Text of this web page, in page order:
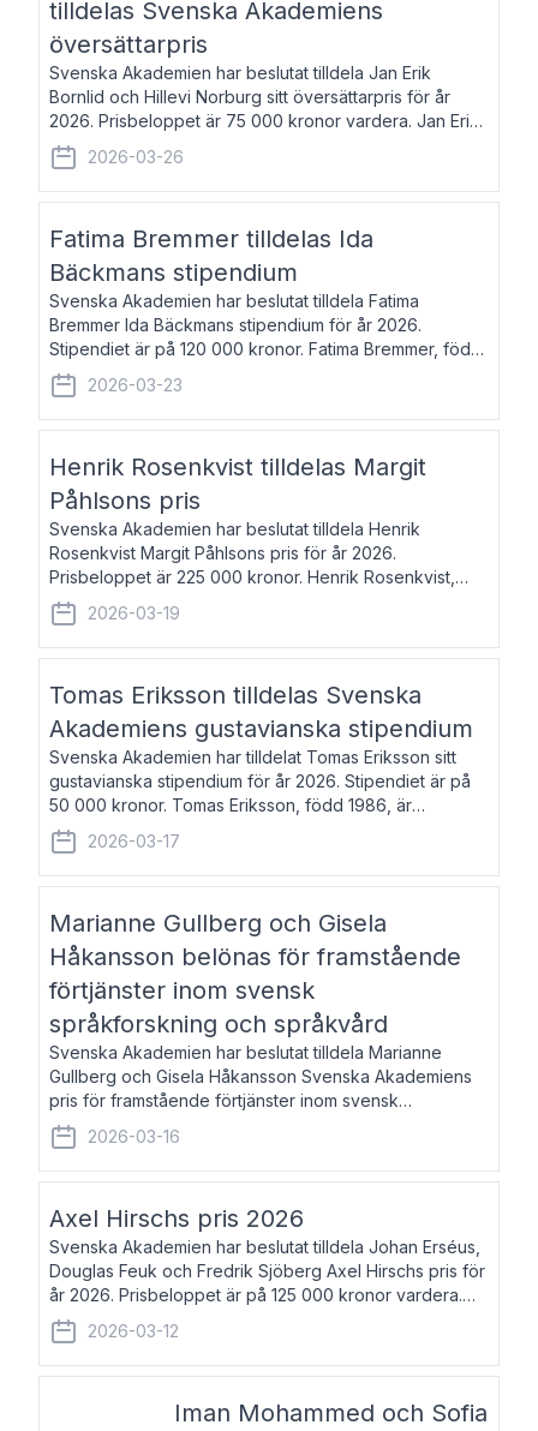
tilldelas Svenska Akademiens
översättarpris
Svenska Akademien har beslutat tilldela Jan Erik
Bornlid och Hillevi Norburg sitt översättarpris för år
2026. Prisbeloppet är 75 000 kronor vardera. Jan Erik
Bornlid, född 1947, är översättare från tyska. Han är
främst känd för sina översät
2026-03-26
Fatima Bremmer tilldelas Ida
Bäckmans stipendium
Svenska Akademien har beslutat tilldela Fatima
Bremmer Ida Bäckmans stipendium för år 2026.
Stipendiet är på 120 000 kronor. Fatima Bremmer, född
1977, är journalist och författare. Hon utkom i fjol med
boken Ligan. Klarakvarterens blodsyst
2026-03-23
Henrik Rosenkvist tilldelas Margit
Påhlsons pris
Svenska Akademien har beslutat tilldela Henrik
Rosenkvist Margit Påhlsons pris för år 2026.
Prisbeloppet är 225 000 kronor. Henrik Rosenkvist,
född 1965, är professor i nordiska språk vid Göteborgs
universitet. Han disputerade 2004 på avhan
2026-03-19
Tomas Eriksson tilldelas Svenska
Akademiens gustavianska stipendium
Svenska Akademien har tilldelat Tomas Eriksson sitt
gustavianska stipendium för år 2026. Stipendiet är på
50 000 kronor. Tomas Eriksson, född 1986, är
projektledare inom marknadsföring och författare och
utkom i fjol med boken Syndabocken.
2026-03-17
Marianne Gullberg och Gisela
Håkansson belönas för framstående
förtjänster inom svensk
språkforskning och språkvård
Svenska Akademien har beslutat tilldela Marianne
Gullberg och Gisela Håkansson Svenska Akademiens
pris för framstående förtjänster inom svensk
språkforskning och språkvård till minne av Carl Gabriel
och Karin Forsberg för år 2026. Prissumma
2026-03-16
Axel Hirschs pris 2026
Svenska Akademien har beslutat tilldela Johan Erséus,
Douglas Feuk och Fredrik Sjöberg Axel Hirschs pris för
år 2026. Prisbeloppet är på 125 000 kronor vardera.
Johan Erséus, född 1959, är fackboksförfattare och
journalist med mångårigt för
2026-03-12
Iman Mohammed och Sofia